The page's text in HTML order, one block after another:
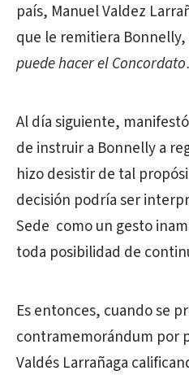
país, Manuel Valdez
que le remitiera
puede hacer el
Al día siguiente,
de instruir a Bonnelly a
hizo desistir de tal
decisión podría ser
Sede como un gesto
toda posibilidad de
Es entonces, cuando se
contramemorándum por
Valdés Larrañaga